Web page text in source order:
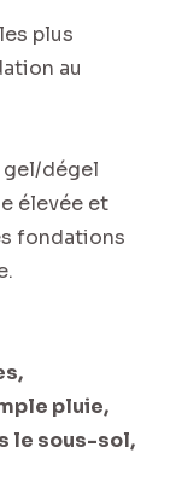
plus
au
gel/dégel
élevée et
fondations
pluie,
le sous-sol,